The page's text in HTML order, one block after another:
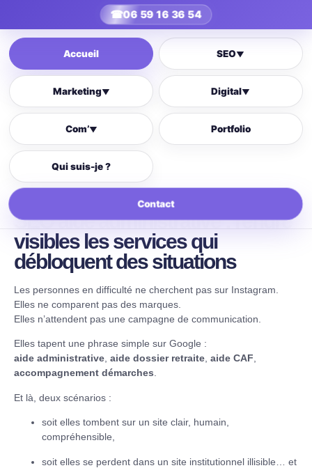
☎06 59 16 36 54
Accueil SEO▼
Marketing▼ Digital▼
Com’▼ Portfolio
Qui suis-je ?
Contact
SEO aide administrative : rendre
visibles les services qui
débloquent des situations
Les personnes en difficulté ne cherchent pas sur Instagram.
Elles ne comparent pas des marques.
Elles n’attendent pas une campagne de communication.
Elles tapent une phrase simple sur Google :
aide administrative, aide dossier retraite, aide CAF,
accompagnement démarches.
Et là, deux scénarios :
soit elles tombent sur un site clair, humain,
compréhensible,
soit elles se perdent dans un site institutionnel illisible… et